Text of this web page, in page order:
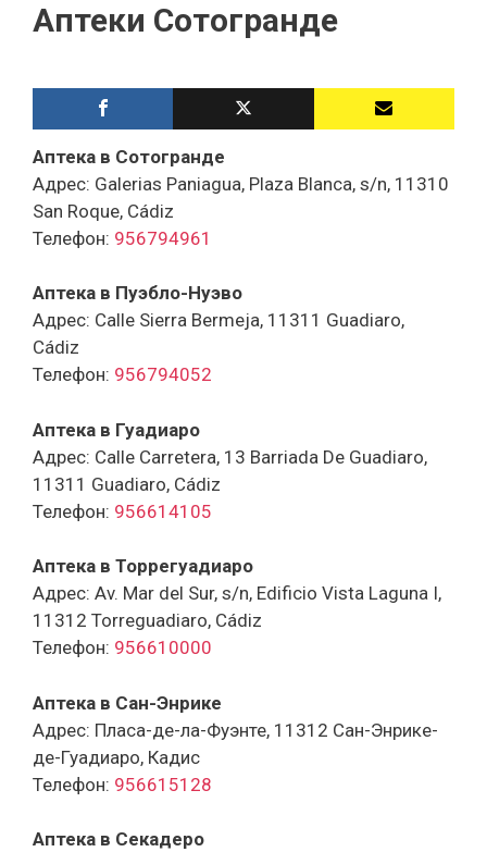
Аптеки Сотогранде
Аптека в Сотогранде
Адрес: Galerias Paniagua, Plaza Blanca, s/n, 11310
San Roque, Cádiz
Телефон: 956794961
Аптека в Пуэбло-Нуэво
Адрес: Calle Sierra Bermeja, 11311 Guadiaro,
Cádiz
Телефон: 956794052
Аптека в Гуадиаро
Адрес: Calle Carretera, 13 Barriada De Guadiaro,
11311 Guadiaro, Cádiz
Телефон: 956614105
Аптека в Торрегуадиаро
Адрес: Av. Mar del Sur, s/n, Edificio Vista Laguna I,
11312 Torreguadiaro, Cádiz
Телефон: 956610000
Аптека в Сан-Энрике
Адрес: Пласа-де-ла-Фуэнте, 11312 Сан-Энрике-
де-Гуадиаро, Кадис
Телефон: 956615128
Аптека в Секадеро